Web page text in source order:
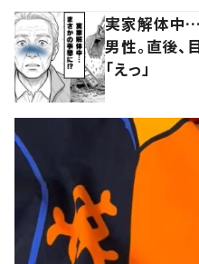
実家解体中
男性。直後
「えっ」